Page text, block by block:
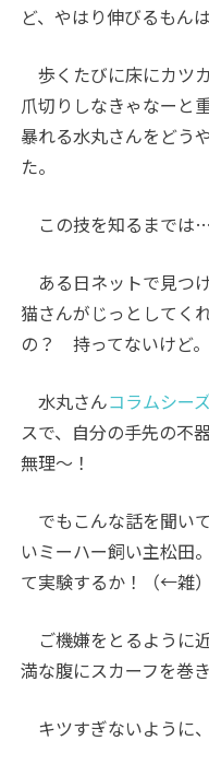
ど、やはり伸びるもん
歩くたびに床にカツ
爪切りしなきゃなーと
暴れる水丸さんをどう
た。
この技を知るまでは
ある日ネットで見つ
猫さんがじっとして
の？ 持ってないけど
水丸さんコラムシー
スで、自分の手先の不
無理〜！
でもこんな話を聞い
いミーハー飼い主松田
て実験するか！（←雑）
ご機嫌をとるように
満な腹にスカーフを巻
キツすぎないように